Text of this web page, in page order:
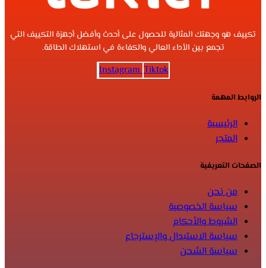
تكييف هو وجهتك المثالية للحصول على أحدث وأفضل أجهزة التكييف التي
تجمع بين الأداء العالي والكفاءة في استهلاك الطاقة.
Instagram Tiktok
الروابط المهمة
الرئيسية
المتجر
الصفحات التعريفية
من نحن
سياسة الخصوصية
الشروط والأحكام
سياسة الاستبدال والإسترجاع
سياسة الشحن